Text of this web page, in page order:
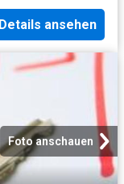
Details ansehen
Foto anschauen